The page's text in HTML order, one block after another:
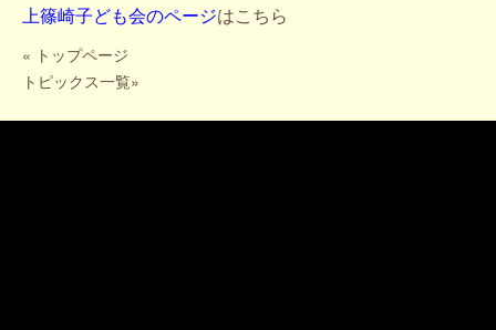
上篠崎子ども会のページはこちら
« トップページ
トピックス一覧»